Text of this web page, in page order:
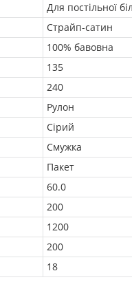
Для постільної
Страйп-сатин
100% бавовна
135
240
Рулон
Сірий
Смужка
Пакет
60.0
200
1200
200
18